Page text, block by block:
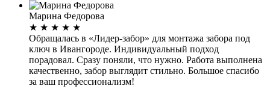
Марина Федорова
★ ★ ★ ★ ★
Обращалась в «Лидер-забор» для монтажа забора под
ключ в Ивангороде. Индивидуальный подход
порадовал. Сразу поняли, что нужно. Работа выполнена
качественно, забор выглядит стильно. Большое спасибо
за ваш профессионализм!